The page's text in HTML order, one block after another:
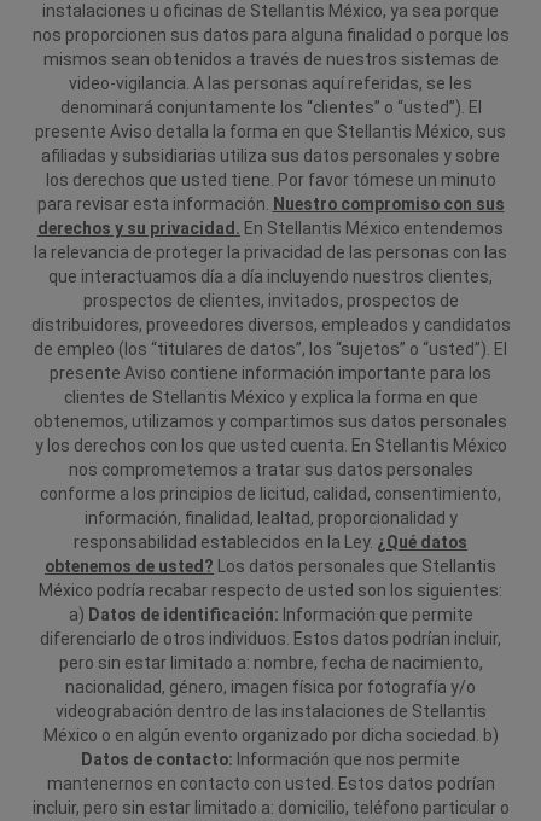
instalaciones u oficinas de Stellantis México, ya sea porque
nos proporcionen sus datos para alguna finalidad o porque los
mismos sean obtenidos a través de nuestros sistemas de
video-vigilancia. A las personas aquí referidas, se les
denominará conjuntamente los “clientes” o “usted”). El
presente Aviso detalla la forma en que Stellantis México, sus
afiliadas y subsidiarias utiliza sus datos personales y sobre
los derechos que usted tiene. Por favor tómese un minuto
para revisar esta información.
Nuestro compromiso con sus
derechos y su privacidad. En Stellantis México entendemos
la relevancia de proteger la privacidad de las personas con las
que interactuamos día a día incluyendo nuestros clientes,
prospectos de clientes, invitados, prospectos de
distribuidores, proveedores diversos, empleados y candidatos
de empleo (los “titulares de datos”, los “sujetos” o “usted”). El
presente Aviso contiene información importante para los
clientes de Stellantis México y explica la forma en que
obtenemos, utilizamos y compartimos sus datos personales
y los derechos con los que usted cuenta. En Stellantis México
nos comprometemos a tratar sus datos personales
conforme a los principios de licitud, calidad, consentimiento,
información, finalidad, lealtad, proporcionalidad y
responsabilidad establecidos en la Ley. ¿Qué datos
obtenemos de usted?
Los datos personales que Stellantis
México podría recabar respecto de usted son los siguientes:
a) Datos de identificación: Información que permite
diferenciarlo de otros individuos. Estos datos podrían incluir,
pero sin estar limitado a: nombre, fecha de nacimiento,
nacionalidad, género, imagen física por fotografía y/o
videograbación dentro de las instalaciones de Stellantis
México o en algún evento organizado por dicha sociedad.
b)
Datos de contacto: Información que nos permite
mantenernos en contacto con usted. Estos datos podrían
incluir, pero sin estar limitado a: domicilio, teléfono particular o